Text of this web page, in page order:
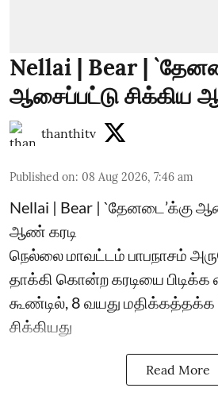
Nellai | Bear |
ஆசைப்பட்டு சிக்கிய
thanthitv
Published on: 08 Aug 2026, 7:46 am
Nellai | Bear | `தேனடை’க்கு
ஆண் கரடி
நெல்லை மாவட்டம் பாபநாசம்
தாக்கி கொன்ற கரடியை பிடிக்க
கூண்டில், 8 வயது
சிக்கியது
Read More